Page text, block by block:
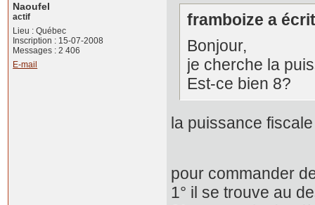
Naoufel
actif
Lieu : Québec
Inscription : 15-07-2008
Messages : 2 406
E-mail
framboize a
Bonjour,
je cherche la
Est-ce bien 8?
la puissance
pour commander
1° il se trouve au